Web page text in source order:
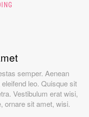
semper. Aenean
leo. Quisque sit
Vestibulum erat wisi,
ornare sit amet, wisi.